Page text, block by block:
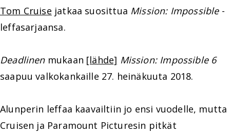
Tom Cruise jatkaa suosittua Mission: Impossible-
leffasarjaansa.
Deadlinenmukaan [lähde] Mission: Impossible 6
saapuu valkokankaille 27. heinäkuuta 2018.
Alunperin leffaa kaavailtiin jo ensi vuodelle, mutta
Cruisen ja Paramount Picturesin pitkät